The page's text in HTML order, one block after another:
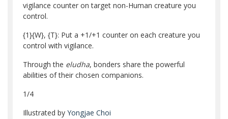
vigilance counter on target non-Human creature you
control.
{1}{W}, {T}: Put a +1/+1 counter on each creature you
control with vigilance.
Through the eludha, bonders share the powerful
abilities of their chosen companions.
1/4
Illustrated by Yongjae Choi